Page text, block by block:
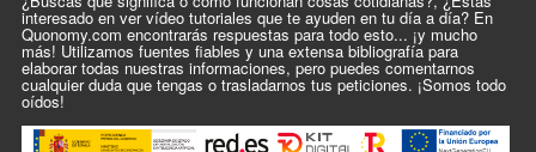
interesado en ver vídeo tutoriales que te ayuden en tu día a día? En
Quonomy.com encontrarás respuestas para todo esto... ¡y mucho
más! Utilizamos fuentes fiables y una extensa bibliografía para
elaborar todas nuestras informaciones, pero puedes comentarnos
cualquier duda que tengas o trasladarnos tus peticiones. ¡Somos todo
oídos!